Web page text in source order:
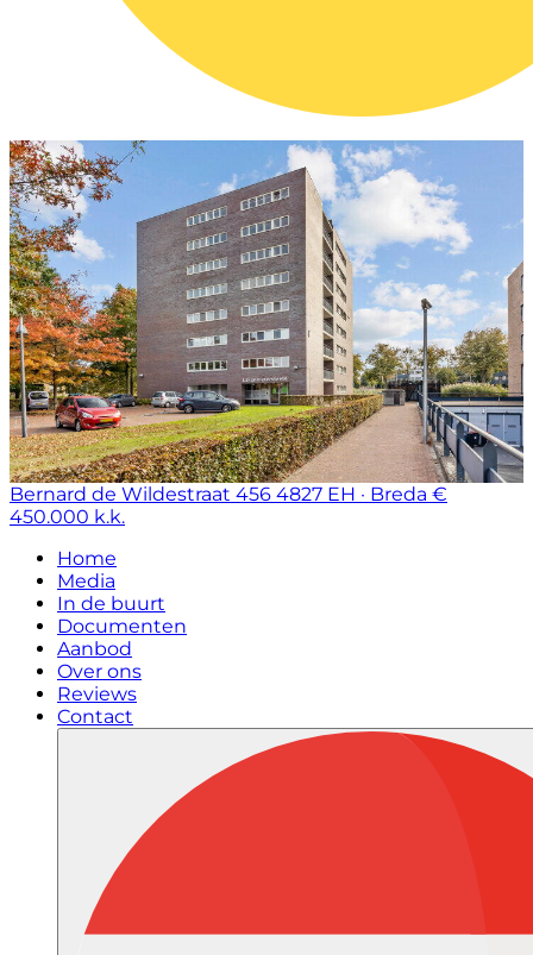
Bernard de Wildestraat 456 4827 EH · Breda €
450.000 k.k.
Home
Media
In de buurt
Documenten
Aanbod
Over ons
Reviews
Contact